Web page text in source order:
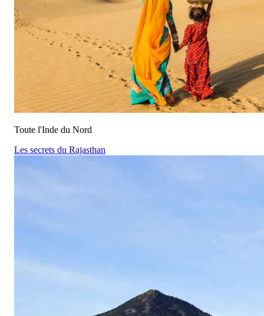
Toute l'Inde du Nord
Les secrets du Rajasthan